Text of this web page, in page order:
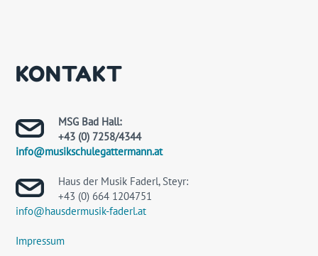
KONTAKT
MSG Bad Hall:
+43 (0) 7258/4344
info@musikschulegattermann.at
Haus der Musik Faderl, Steyr:
+43 (0) 664 1204751
info@hausdermusik-faderl.at
Impressum